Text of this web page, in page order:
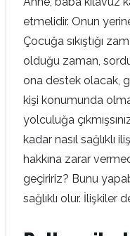
etmelidir. Onun
Çocuğa sıkıştığı
olduğu zaman,
ona destek olacak,
kişi konumunda
yolculuğa
kadar nasıl sağlıklı
hakkına zarar
geçiririz? Bunu
sağlıklı olur. İlişkiler